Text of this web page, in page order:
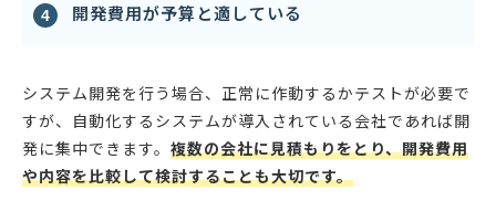
開発費用が予算と適している
システム開発を行う場合、正常に作動するかテストが必要で
すが、自動化するシステムが導入されている会社であれば開
発に集中できます。 複数の会社に見積もりをとり、開発費用
や内容を比較して検討することも大切です。